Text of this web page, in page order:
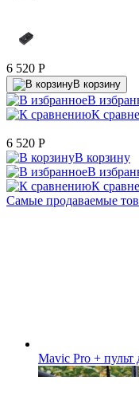
6 520 P
В корзину
В
К
6 520 P
В корзину
В
К
Самые продаваемые
Mavic Pro + пульт